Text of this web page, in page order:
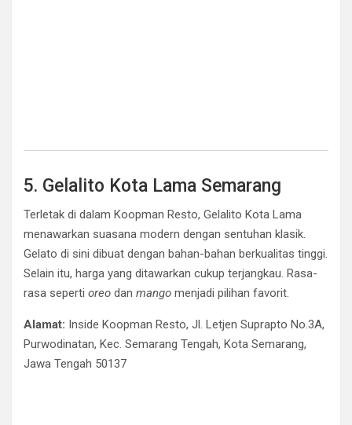
5. Gelalito Kota Lama Semarang
Terletak di dalam Koopman Resto, Gelalito Kota Lama
menawarkan suasana modern dengan sentuhan klasik.
Gelato di sini dibuat dengan bahan-bahan berkualitas tinggi.
Selain itu, harga yang ditawarkan cukup terjangkau. Rasa-
rasa seperti oreo dan mango menjadi pilihan favorit.
Alamat: Inside Koopman Resto, Jl. Letjen Suprapto No.3A,
Purwodinatan, Kec. Semarang Tengah, Kota Semarang,
Jawa Tengah 50137